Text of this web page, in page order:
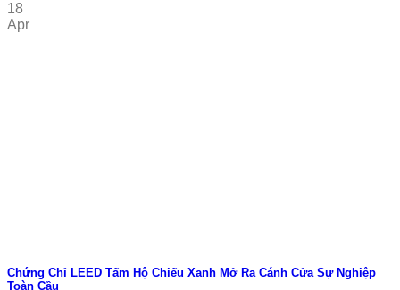
18
Apr
Chứng Chỉ LEED Tấm Hộ Chiếu Xanh Mở Ra Cánh Cửa Sự Nghiệp
Toàn Cầu